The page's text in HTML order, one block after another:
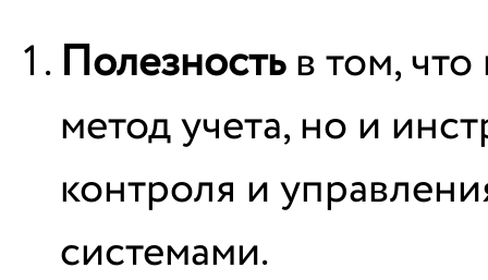
Полезностьв том, что
метод учета, но и
контроля и
системами.